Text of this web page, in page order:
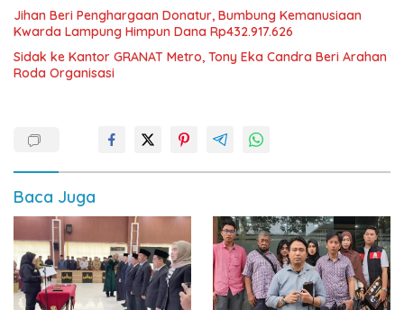
Jihan Beri Penghargaan Donatur, Bumbung Kemanusiaan
Kwarda Lampung Himpun Dana Rp432.917.626
‎Sidak ke Kantor GRANAT Metro, Tony Eka Candra Beri Arahan
Roda Organisasi
Baca Juga